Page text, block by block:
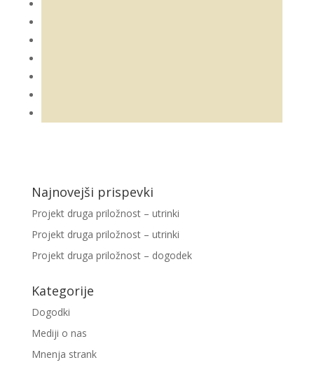
Najnovejši prispevki
Projekt druga priložnost – utrinki
Projekt druga priložnost – utrinki
Projekt druga priložnost – dogodek
Kategorije
Dogodki
Mediji o nas
Mnenja strank